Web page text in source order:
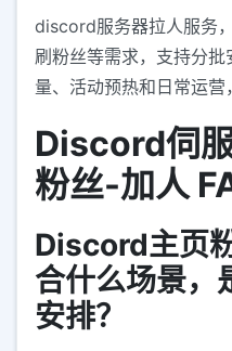
discord服务器拉人服务
刷粉丝等需求，支持分
量、活动预热和日常运营
Discord伺
粉丝-加人
Discord主页
合什么场景，
安排？